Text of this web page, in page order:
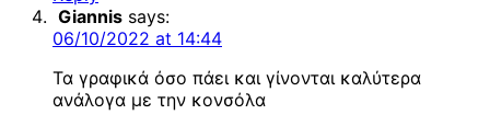
Giannis says:
06/10/2022 at 14:44
Τα γραφικά όσο πάει και γίνονται καλύτερα
ανάλογα με την κονσόλα